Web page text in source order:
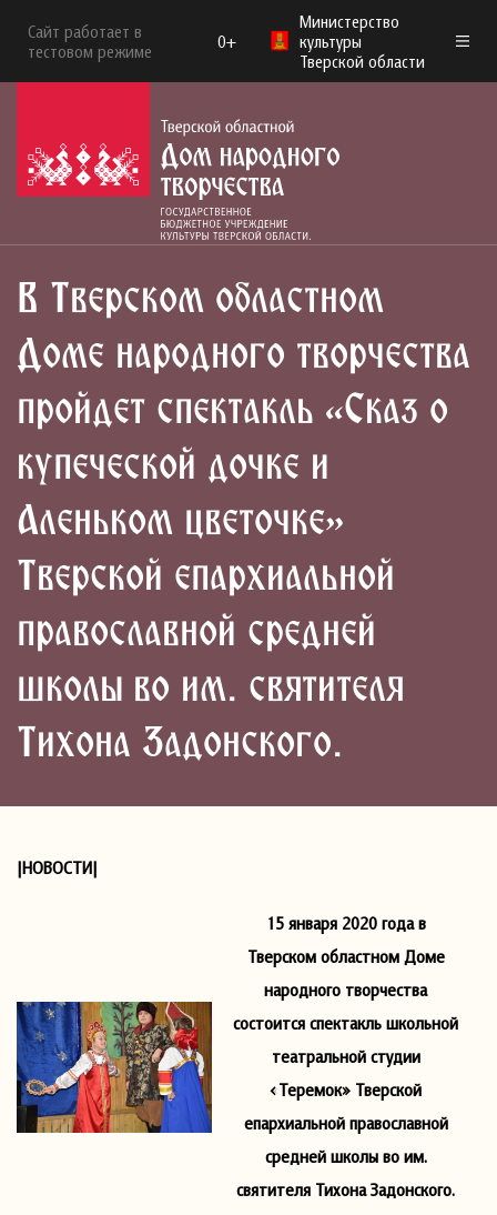
Сайт работает в
тестовом режиме
0+
Министерство
культуры
Тверской области
В Тверском областном
Доме народного творчества
пройдет спектакль «Сказ о
купеческой дочке и
Аленьком цветочке»
Тверской епархиальной
православной средней
школы во им. святителя
Тихона Задонского.
|НОВОСТИ|
15 января 2020 года в
Тверском областном Доме
народного творчества
состоится спектакль школьной
театральной студии
«Теремок» Тверской
епархиальной православной
средней школы во им.
святителя Тихона Задонского.